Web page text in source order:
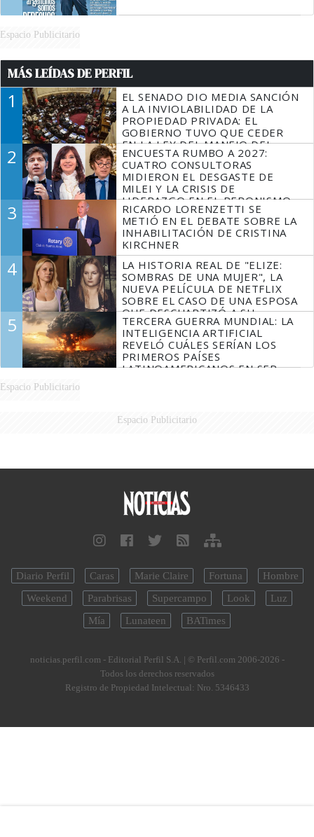
Espacio Publicitario
MÁS LEÍDAS DE PERFIL
1
EL SENADO DIO MEDIA SANCIÓN
A LA INVIOLABILIDAD DE LA
PROPIEDAD PRIVADA: EL
GOBIERNO TUVO QUE CEDER
EN LA LEY DEL MANEJO DEL
FUEGO
2
ENCUESTA RUMBO A 2027:
CUATRO CONSULTORAS
MIDIERON EL DESGASTE DE
MILEI Y LA CRISIS DE
LIDERAZGO EN EL PERONISMO
3
RICARDO LORENZETTI SE
METIÓ EN EL DEBATE SOBRE LA
INHABILITACIÓN DE CRISTINA
KIRCHNER
4
LA HISTORIA REAL DE "ELIZE:
SOMBRAS DE UNA MUJER", LA
NUEVA PELÍCULA DE NETFLIX
SOBRE EL CASO DE UNA ESPOSA
QUE DESCUARTIZÓ A SU
MARIDO
5
TERCERA GUERRA MUNDIAL: LA
INTELIGENCIA ARTIFICIAL
REVELÓ CUÁLES SERÍAN LOS
PRIMEROS PAÍSES
LATINOAMERICANOS EN SER
Espacio Publicitario
Espacio Publicitario
Diario Perfil Caras Marie Claire Fortuna
Hombre
Weekend
Parabrisas Supercampo Look
Luz
Mía
Lunateen BATimes
noticias.perfil.com - Editorial Perfil S.A. | © Perfil.com 2006-2026 -
Todos los derechos reservados
Registro de Propiedad Intelectual: Nro. 5346433